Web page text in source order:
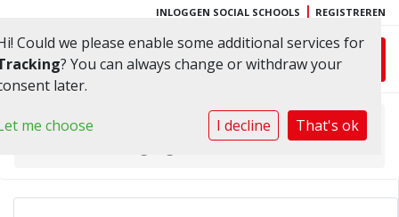
INLOGGEN SOCIAL SCHOOLS | REGISTREREN
Home»
Meer- en hoogbegaafden
Could we please enable some additional services for
? You can always change or withdraw your
later.
me choose I decline That's ok